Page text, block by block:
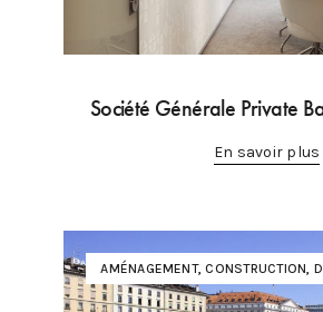
Société Générale Private
En savoir plus
AMÉNAGEMENT,CONSTRUCTION,